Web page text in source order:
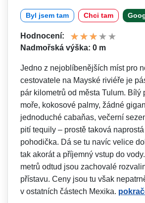
Byl jsem tam Chci tam
Hodnocení:
Nadmořská výška: 0 m
Jedno z nejoblíbenějších míst pro
cestovatele na Mayské riviéře je
pár kilometrů od města Tulum. Bílý
moře, kokosové palmy, žádné
jednoduché cabaňas, večerní
pití tequily – prostě taková
pohodička. Dá se tu navíc velice
tak akorát a příjemný vstup do
metrů odtud jsou zachovalé
přístavu. Ceny jsou tu však
v ostatních částech Mexika.